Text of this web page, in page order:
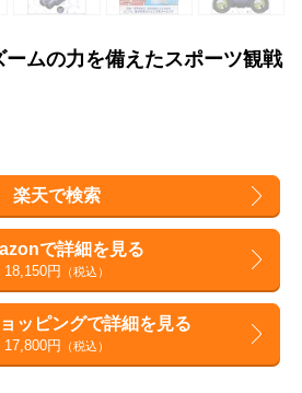
ムの力を備えたスポーツ観戦
楽天で検索
で詳細を見る
18,150円 （税込）
ッピングで詳細を見る
17,800円 （税込）